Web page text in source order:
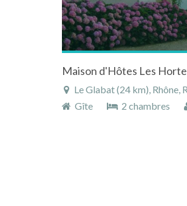
Le Glabat (24 km), Rhône,
Gîte
2 chambres